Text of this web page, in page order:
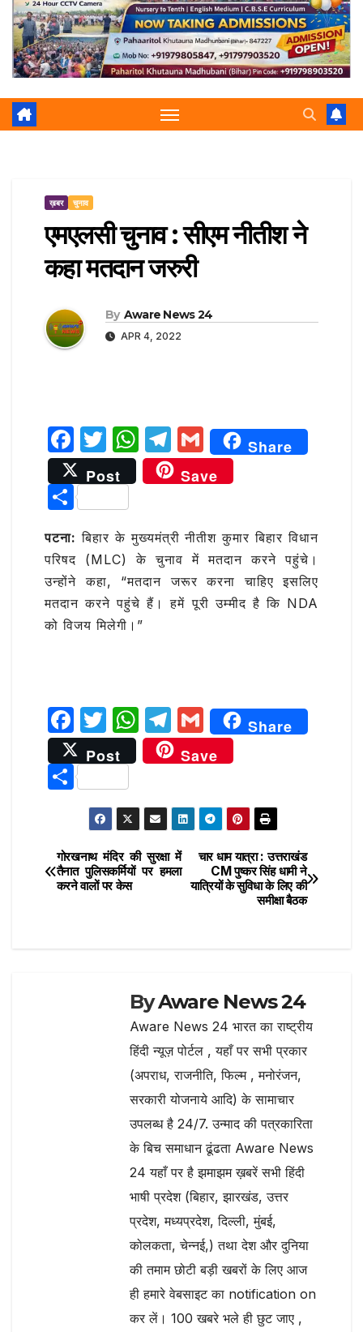
ख़बर चुनाव
एमएलसी चुनाव : सीएम नीतीश ने
कहा मतदान जरुरी
By Aware News 24
APR 4, 2022
F
a
c
e
b
o
o
k
T
w
it
te
r
W
h
at
A
p
p
T
el
e
ra
m
G
m
ai
Share
Post
Save
S
ar
e
पटना: बिहार के मुख्यमंत्री नीतीश कुमार बिहार विधान
परिषद (MLC) के चुनाव में मतदान करने पहुंचे।
उन्होंने कहा, “मतदान जरूर करना चाहिए इसलिए
मतदान करने पहुंचे हैं। हमें पूरी उम्मीद है कि NDA
को विजय मिलेगी।”
F
a
c
e
b
o
o
k
T
w
it
te
r
W
h
at
A
p
p
T
el
e
ra
m
G
m
ai
Share
Post
Save
S
h
ar
e
Post
navigation
चार धाम यात्रा : उत्तराखंड
CM पुष्कर सिंह धामी ने
यात्रियों के सुविधा के लिए की
समीक्षा बैठक
गोरखनाथ मंदिर की सुरक्षा में
तैनात पुलिसकर्मियों पर हमला
करने वालों पर केस
ByAware News 24
Aware News 24 भारत का राष्ट्रीय
हिंदी न्यूज़ पोर्टल , यहाँ पर सभी प्रकार
(अपराध, राजनीति, फिल्म , मनोरंजन,
सरकारी योजनाये आदि) के सामाचार
उपलब्ध है 24/7. उन्माद की पत्रकारिता
के बिच समाधान ढूंढता Aware News
24 यहाँ पर है झमाझम ख़बरें सभी हिंदी
भाषी प्रदेश (बिहार, झारखंड, उत्तर
प्रदेश, मध्यप्रदेश, दिल्ली, मुंबई,
कोलकता, चेन्नई,) तथा देश और दुनिया
की तमाम छोटी बड़ी खबरों के लिए आज
ही हमारे वेबसाइट का notification on
कर लें। 100 खबरे भले ही छुट जाए ,
pa
m
e